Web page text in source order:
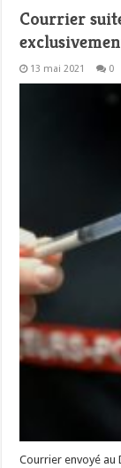
Courrier
13 mai 2021 0
Courrier envoyé au